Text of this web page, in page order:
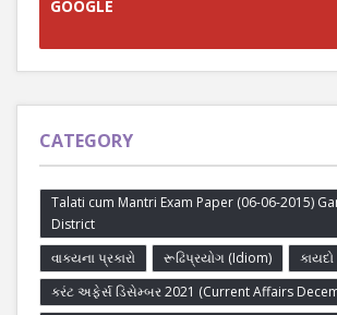
GOOGLE
CATEGORY
Talati cum Mantri Exam Paper (06-06-2015)
District
વાક્યના પ્રકારો
રૂઢિપ્રયોગ (Idiom)
કરંટ અફેર્સ ડિસેમ્બર 2021 (Current Affairs